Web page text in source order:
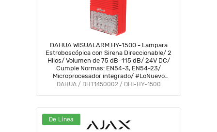
DAHUA WISUALARM HY-1500 - Lampara
Estroboscópica con Sirena Direccionable/ 2
Hilos/ Volumen de 75 dB–115 dB/ 24V DC/
Cumple Normas: EN54-3, EN54-23/
Microprocesador integrado/ #LoNuevo
#Wisualarm
DAHUA / DHT1450002 / DHI-HY-1500
De Línea